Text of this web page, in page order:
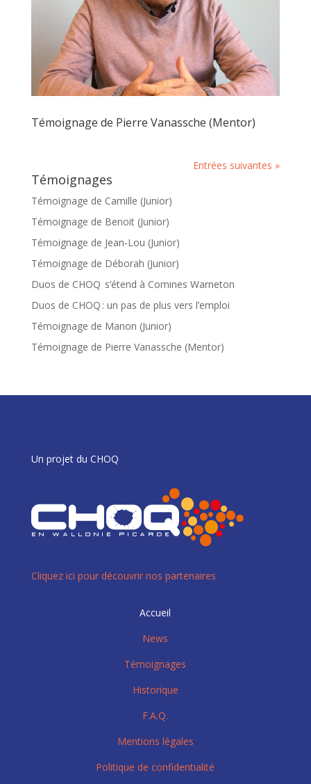
Témoignage de Pierre Vanassche (Mentor)
Entrées suivantes »
Témoignages
Témoignage de Camille (Junior)
Témoignage de Benoit (Junior)
Témoignage de Jean-Lou (Junior)
Témoignage de Déborah (Junior)
Duos de CHOQ s’étend à Comines Warneton
Duos de CHOQ : un pas de plus vers l’emploi
Témoignage de Manon (Junior)
Témoignage de Pierre Vanassche (Mentor)
Un projet du CHOQ
Cliquez ici pour découvrir nos partenaires
Accueil
News
Témoignages
Historique
F.A.Q.
Mentions légales
Politique de confidentialité